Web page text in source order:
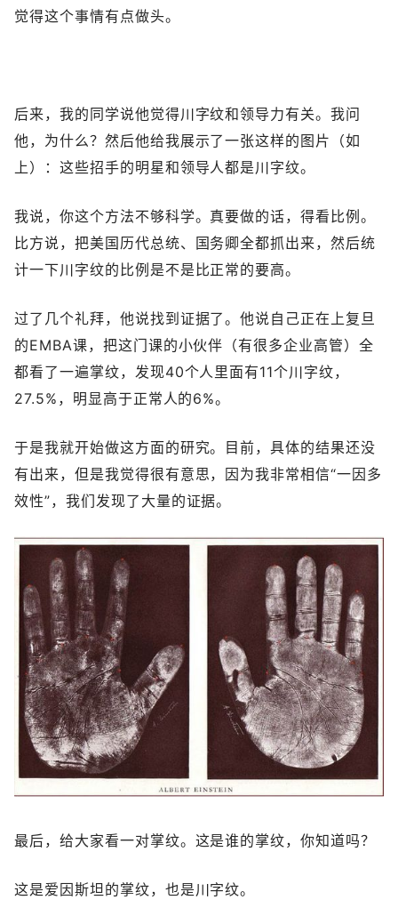
觉得这个事情有点做头。
后来，我的同学说他觉得川字纹和领导力有关。我问
他，为什么？然后他给我展示了一张这样的图片（如
上）：这些招手的明星和领导人都是川字纹。
我说，你这个方法不够科学。真要做的话，得看比例。
比方说，把美国历代总统、国务卿全都抓出来，然后统
计一下川字纹的比例是不是比正常的要高。
过了几个礼拜，他说找到证据了。他说自己正在上复旦
的EMBA课，把这门课的小伙伴（有很多企业高管）全
都看了一遍掌纹，发现40个人里面有11个川字纹，
27.5%，明显高于正常人的6%。
于是我就开始做这方面的研究。目前，具体的结果还没
有出来，但是我觉得很有意思，因为我非常相信“一因多
效性”，我们发现了大量的证据。
最后，给大家看一对掌纹。这是谁的掌纹，你知道吗？
这是爱因斯坦的掌纹，也是川字纹。